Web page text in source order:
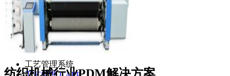
项目管理系统
项目管理 PM
FMEA系统
FMEA管理
工艺管理系统